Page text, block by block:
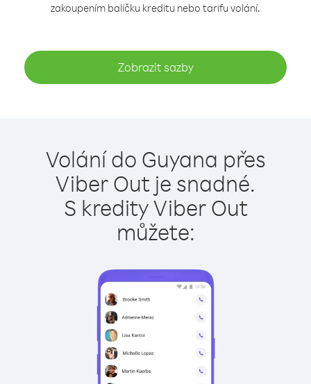
zakoupením balíčku kreditu nebo tarifu volání.
Zobrazit sazby
Volání do Guyana přes
Viber Out je snadné.
S kredity Viber Out
můžete: